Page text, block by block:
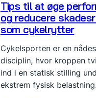
Tips til at øge
og reducere
som cykelrytter
Cykelsporten er en
disciplin, hvor kroppen
ind i en statisk stilling
ekstrem fysisk